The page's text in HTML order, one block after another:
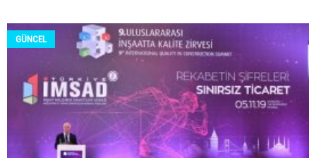
GÜNCEL